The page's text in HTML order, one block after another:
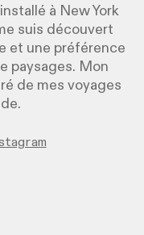
à New York
suis découvert
et une préférence
paysages. Mon
de mes voyages